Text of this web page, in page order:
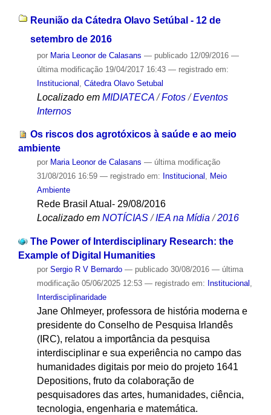
Reunião da Cátedra Olavo Setúbal - 12 de
setembro de 2016
por Maria Leonor de Calasans — publicado12/09/2016 —
última modificação19/04/2017 16:43 — registrado em:
Institucional Cátedra Olavo Setubal
Localizado em MIDIATECA /Fotos /Eventos
Internos
Os riscos dos agrotóxicos à saúde e ao meio
ambiente
por Maria Leonor de Calasans — última modificação
31/08/2016 16:59 — registrado em: Institucional , Meio
Ambiente
Rede Brasil Atual- 29/08/2016
Localizado em NOTÍCIAS /IEA na Mídia /2016
The Power of Interdisciplinary Research: the
Example of Digital Humanities
por Sergio R V Bernardo — publicado30/08/2016 — última
modificação05/06/2025 12:53 — registrado em: Institucional ,
Interdisciplinaridade
Jane Ohlmeyer, professora de história moderna e
presidente do Conselho de Pesquisa Irlandês
(IRC), relatou a importância da pesquisa
interdisciplinar e sua experiência no campo das
humanidades digitais por meio do projeto 1641
Depositions, fruto da colaboração de
pesquisadores das artes, humanidades, ciência,
tecnologia, engenharia e matemática.